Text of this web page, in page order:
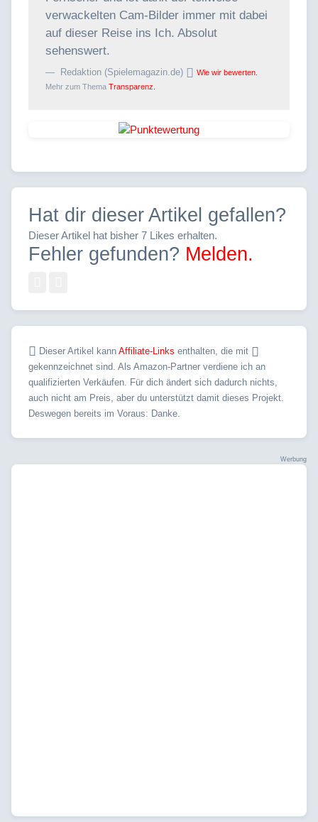
verwackelten Cam-Bilder immer mit dabei
auf dieser Reise ins Ich. Absolut
sehenswert.
Redaktion (Spielemagazin.de)
Wie wir bewerten.
Mehr zum Thema Transparenz.
Hat dir dieser Artikel gefallen?
Dieser Artikel hat bisher 7 Likes erhalten.
Fehler gefunden? Melden.
Dieser Artikel kann Affiliate-Links enthalten, die mit
gekennzeichnet sind. Als Amazon-Partner verdiene ich an
qualifizierten Verkäufen. Für dich ändert sich dadurch nichts,
auch nicht am Preis, aber du unterstützt damit dieses Projekt.
Deswegen bereits im Voraus: Danke.
Werbung